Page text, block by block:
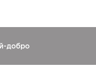
добро